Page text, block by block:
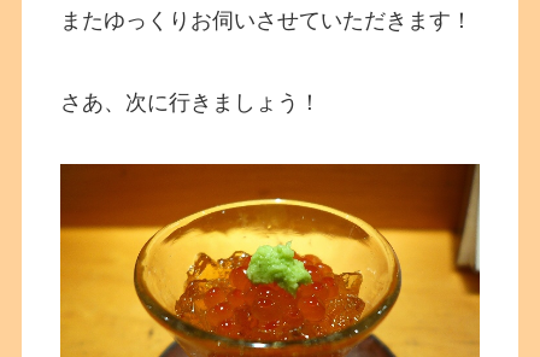
またゆっくりお伺いさせていただきます！
さあ、次に行きましょう！